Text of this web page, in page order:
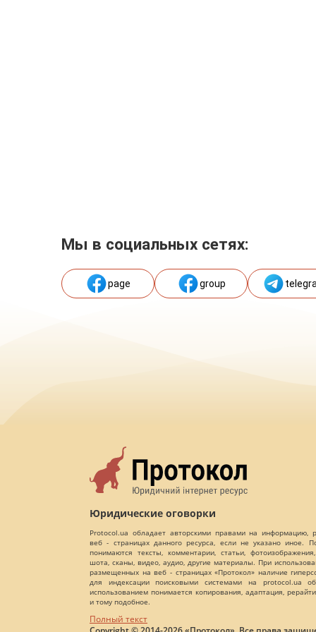
Мы в социальных сетях:
page group
Юридические оговорки
Protocol.ua обладает авторскими правами на информацию,
веб - страницах данного ресурса, если не указано иное.
понимаются тексты, комментарии, статьи,
шота, сканы, видео, аудио, другие материалы. При
размещенных на веб - страницах «Протокол» наличие
для индексации поисковыми системами на protocol.ua
использованием понимается копирования, адаптация,
и тому подобное.
Полный текст